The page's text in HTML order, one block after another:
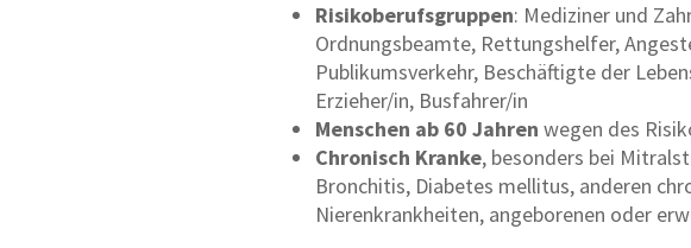
Risikoberufsgruppen: Mediziner und
Ordnungsbeamte, Rettungshelfer,
Publikumsverkehr, Beschäftigte der
Erzieher/in, Busfahrer/in
Menschen ab 60 Jahren wegen des
Chronisch Kranke, besonders bei
Bronchitis, Diabetes mellitus, anderen
Nierenkrankheiten, angeborenen oder